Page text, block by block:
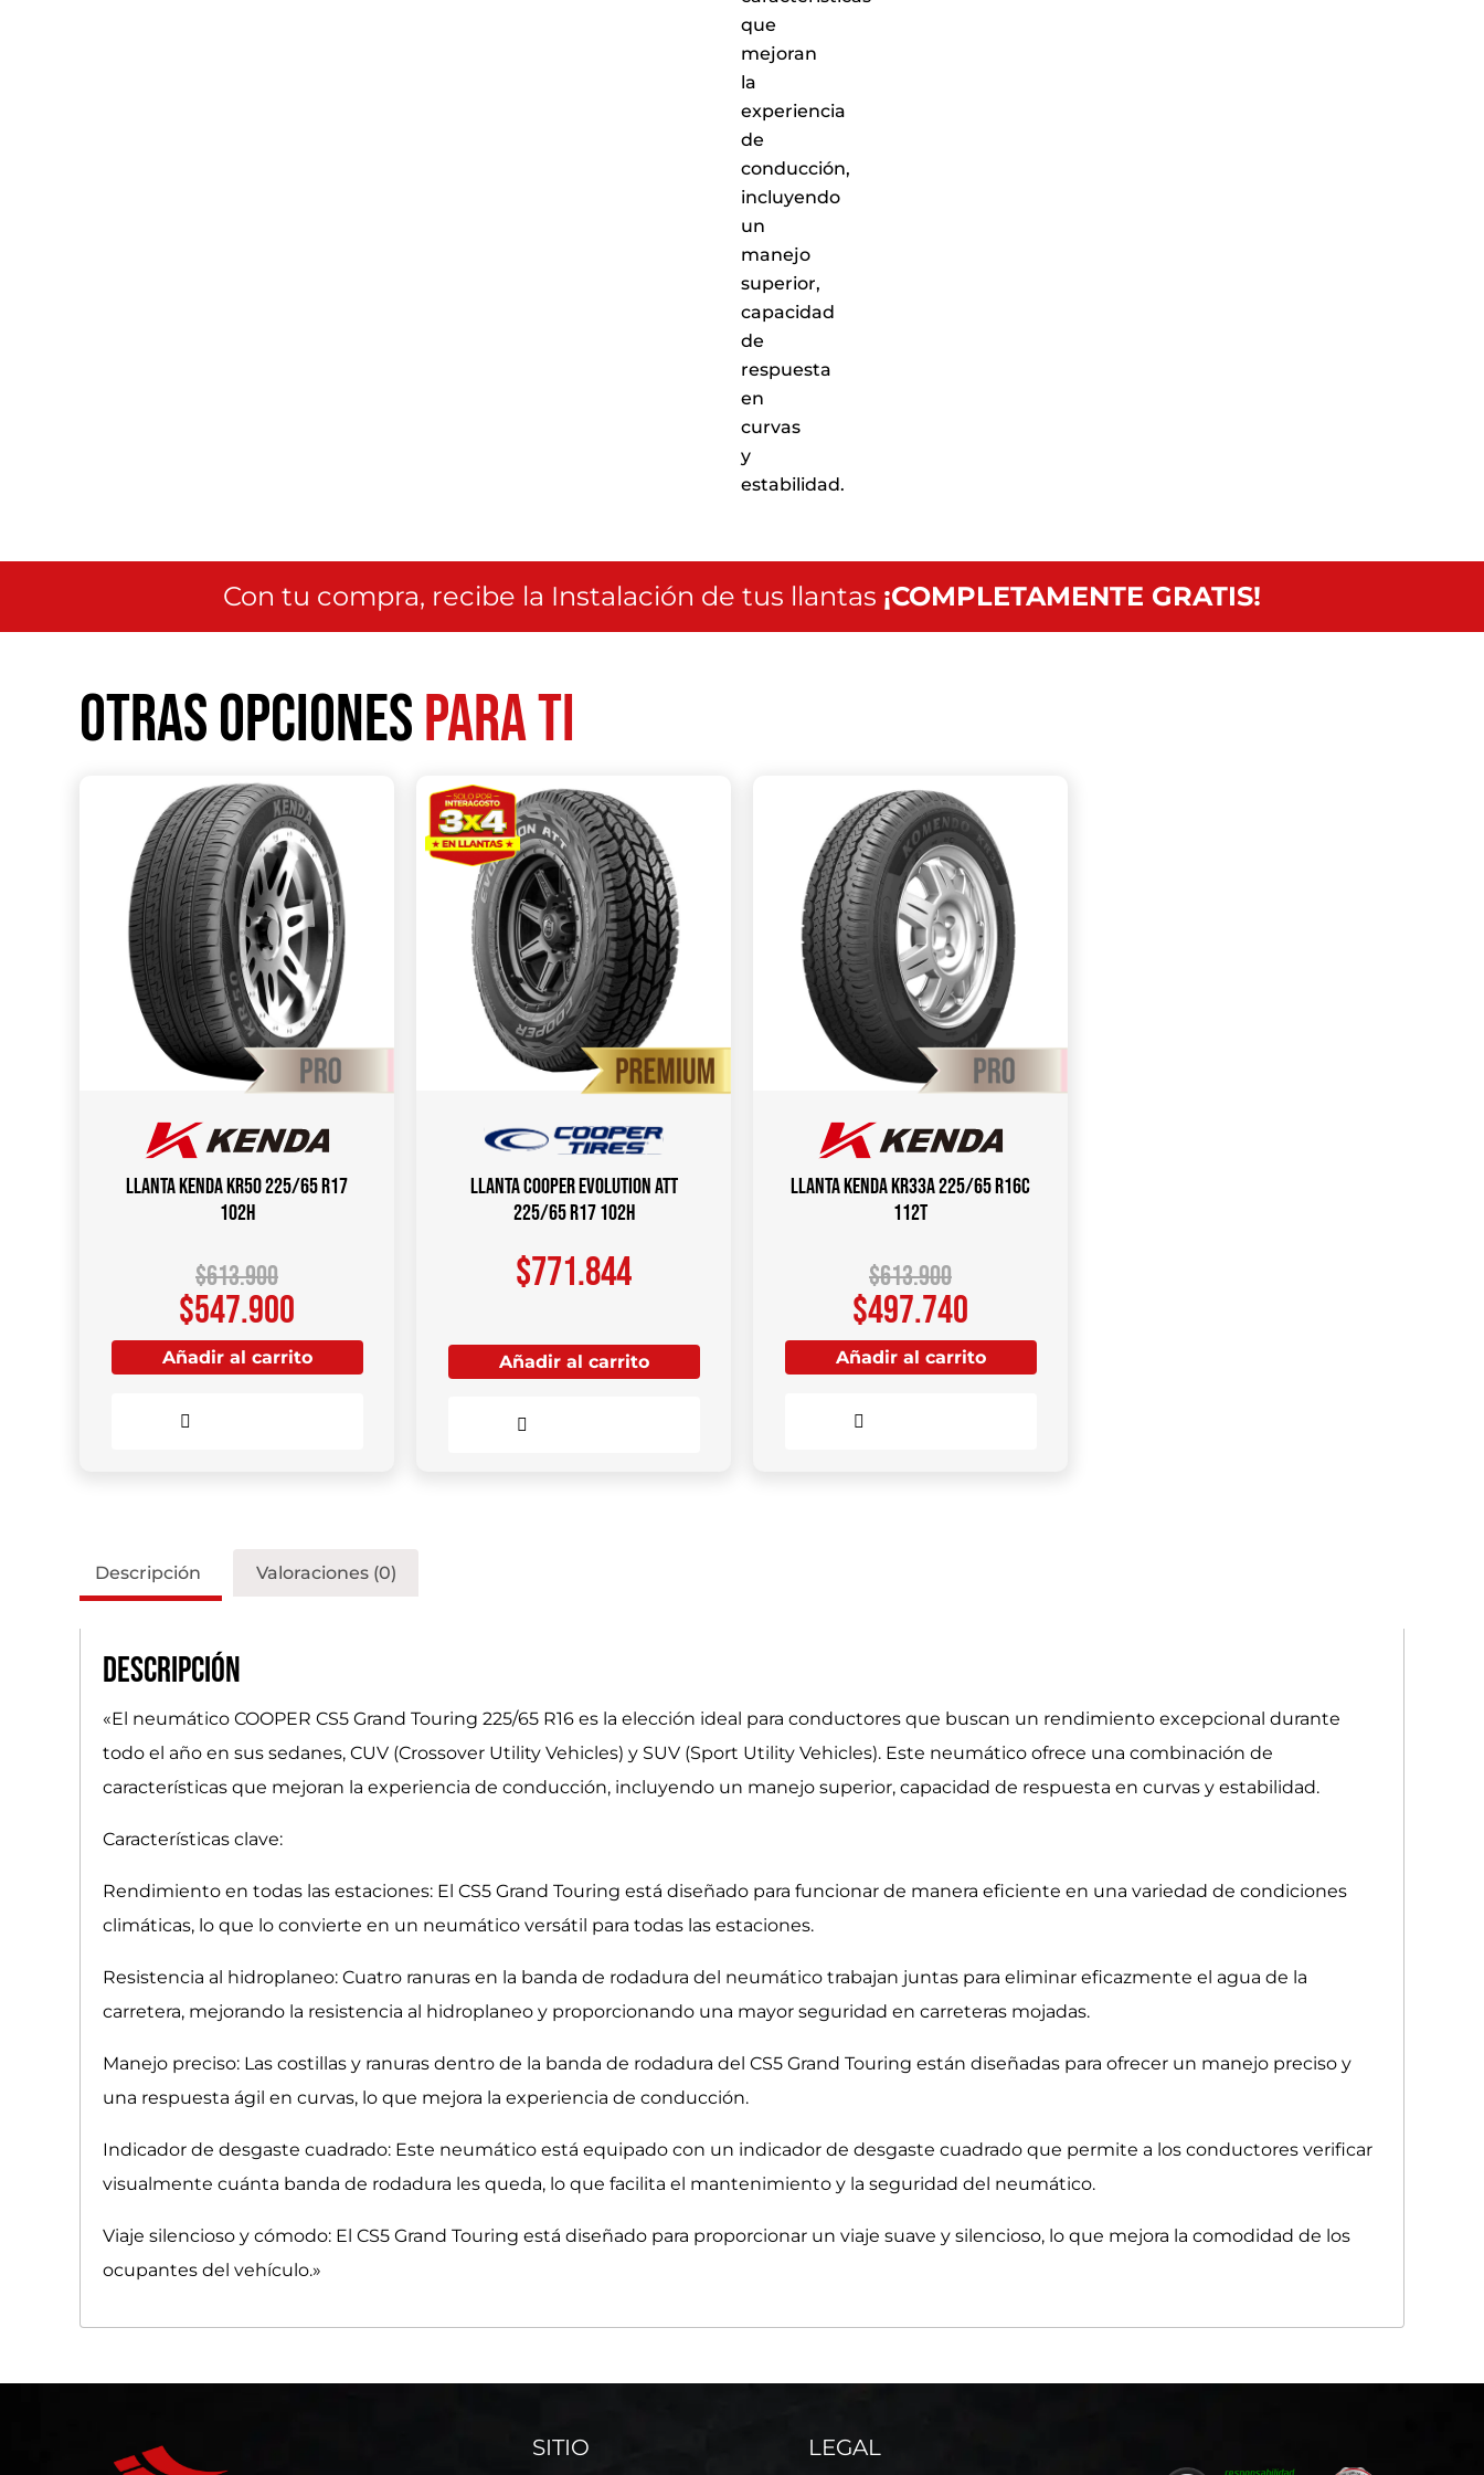
que
mejoran
la
experiencia
de
conducción,
incluyendo
un
manejo
superior,
capacidad
de
respuesta
en
curvas
y
estabilidad.
Con tu compra, recibe la Instalación de tus llantas ¡COMPLETAMENTE GRATIS!
Otras opcionespara ti
Llanta KENDA KR50 225/65 R17
102H
$613.900
$547.900
Añadir al carrito
Llanta COOPER Evolution ATT
225/65 R17 102H
$771.844
Añadir al carrito
Llanta KENDA KR33A 225/65 R16C
112T
$613.900
$497.740
Añadir al carrito
Descripción Valoraciones (0)
Descripción
«El neumático COOPER CS5 Grand Touring 225/65 R16 es la elección ideal para conductores que buscan un rendimiento excepcional durante
todo el año en sus sedanes, CUV (Crossover Utility Vehicles) y SUV (Sport Utility Vehicles). Este neumático ofrece una combinación de
características que mejoran la experiencia de conducción, incluyendo un manejo superior, capacidad de respuesta en curvas y estabilidad.
Características clave:
Rendimiento en todas las estaciones: El CS5 Grand Touring está diseñado para funcionar de manera eficiente en una variedad de condiciones
climáticas, lo que lo convierte en un neumático versátil para todas las estaciones.
Resistencia al hidroplaneo: Cuatro ranuras en la banda de rodadura del neumático trabajan juntas para eliminar eficazmente el agua de la
carretera, mejorando la resistencia al hidroplaneo y proporcionando una mayor seguridad en carreteras mojadas.
Manejo preciso: Las costillas y ranuras dentro de la banda de rodadura del CS5 Grand Touring están diseñadas para ofrecer un manejo preciso y
una respuesta ágil en curvas, lo que mejora la experiencia de conducción.
Indicador de desgaste cuadrado: Este neumático está equipado con un indicador de desgaste cuadrado que permite a los conductores verificar
visualmente cuánta banda de rodadura les queda, lo que facilita el mantenimiento y la seguridad del neumático.
Viaje silencioso y cómodo: El CS5 Grand Touring está diseñado para proporcionar un viaje suave y silencioso, lo que mejora la comodidad de los
ocupantes del vehículo.»
SITIO LEGAL